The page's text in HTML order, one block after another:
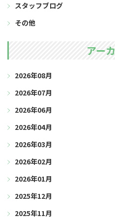
スタッフブログ
その他
アー
2026年08月
2026年07月
2026年06月
2026年04月
2026年03月
2026年02月
2026年01月
2025年12月
2025年11月